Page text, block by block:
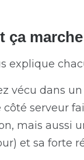
ça
explique
vécu dans
côté serveur
mais aussi
et sa forte